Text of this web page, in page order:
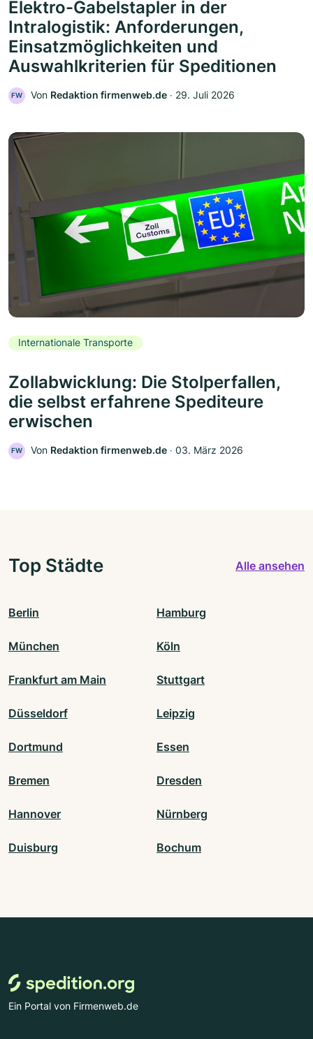
Elektro-Gabelstapler in der
Intralogistik: Anforderungen,
Einsatzmöglichkeiten und
Auswahlkriterien für Speditionen
FW Von Redaktion firmenweb.de ‧ 29. Juli 2026
Internationale Transporte
Zollabwicklung: Die Stolperfallen,
die selbst erfahrene Spediteure
erwischen
FW Von Redaktion firmenweb.de ‧ 03. März 2026
Top Städte Alle ansehen
Berlin Hamburg
München Köln
Frankfurt am Main Stuttgart
Düsseldorf Leipzig
Dortmund Essen
Bremen Dresden
Hannover Nürnberg
Duisburg Bochum
Ein Portal von Firmenweb.de